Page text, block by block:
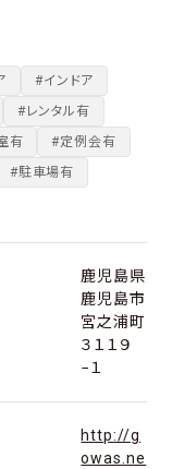
サバゲー豆知識
やってみた
#インドア
#レンタル有
有
#定例会有
#駐車場有
鹿児島県
鹿児島市
宮之浦町
３１１９
−１
http://g
owas.ne